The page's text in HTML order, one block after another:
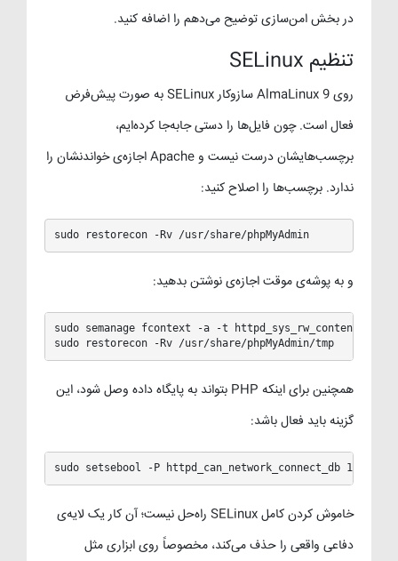
در بخش امن‌سازی توضیح می‌دهم را اضافه کنید.
تنظیم SELinux
روی AlmaLinux 9 سازوکار SELinux به صورت پیش‌فرض
فعال است. چون فایل‌ها را دستی جابه‌جا کرده‌ایم،
برچسب‌هایشان درست نیست و Apache اجازه‌ی خواندنشان را
ندارد. برچسب‌ها را اصلاح کنید:
sudo restorecon -Rv /usr/share/phpMyAdmin
و به پوشه‌ی موقت اجازه‌ی نوشتن بدهید:
sudo semanage fcontext -a -t httpd_sys_rw_content_t "/
sudo restorecon -Rv /usr/share/phpMyAdmin/tmp
همچنین برای اینکه PHP بتواند به پایگاه داده وصل شود، این
گزینه باید فعال باشد:
sudo setsebool -P httpd_can_network_connect_db 1
خاموش کردن کامل SELinux راه‌حل نیست؛ آن کار یک لایه‌ی
دفاعی واقعی را حذف می‌کند، مخصوصاً روی ابزاری مثل